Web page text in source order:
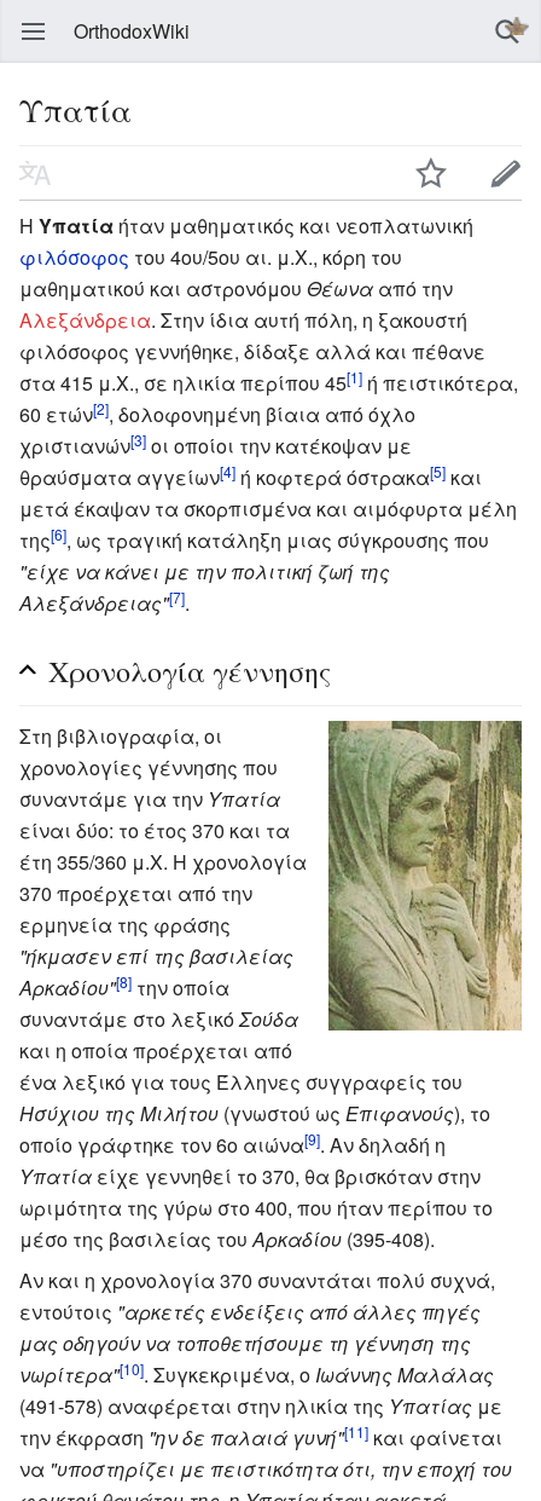
OrthodoxWiki
Υπατία
Η Υπατία ήταν μαθηματικός και νεοπλατωνική
φιλόσοφος του 4ου/5ου αι. μ.Χ., κόρη του
μαθηματικού και αστρονόμου Θέωνα από την
Αλεξάνδρεια. Στην ίδια αυτή πόλη, η ξακουστή
φιλόσοφος γεννήθηκε, δίδαξε αλλά και πέθανε
στα 415 μ.Χ., σε ηλικία περίπου 45[1] ή πειστικότερα,
60 ετών[2], δολοφονημένη βίαια από όχλο
χριστιανών[3] οι οποίοι την κατέκοψαν με
θραύσματα αγγείων[4] ή κοφτερά όστρακα[5] και
μετά έκαψαν τα σκορπισμένα και αιμόφυρτα μέλη
της[6], ως τραγική κατάληξη μιας σύγκρουσης που
"είχε να κάνει με την πολιτική ζωή της
Αλεξάνδρειας"[7].
Χρονολογία γέννησης
Στη βιβλιογραφία, οι
χρονολογίες γέννησης που
συναντάμε για την Υπατία
είναι δύο: το έτος 370 και τα
έτη 355/360 μ.Χ. Η χρονολογία
370 προέρχεται από την
ερμηνεία της φράσης
"ήκμασεν επί της βασιλείας
Αρκαδίου"[8] την οποία
συναντάμε στο λεξικόΣούδα
και η οποία προέρχεται από
ένα λεξικό για τους Έλληνες συγγραφείς του
Ησύχιου της Μιλήτου (γνωστού ως Επιφανούς), το
οποίο γράφτηκε τον 6ο αιώνα[9]. Αν δηλαδή η
Υπατία είχε γεννηθεί το 370, θα βρισκόταν στην
ωριμότητα της γύρω στο 400, που ήταν περίπου το
μέσο της βασιλείας του Αρκαδίου (395-408).
Αν και η χρονολογία 370 συναντάται πολύ συχνά,
εντούτοις "αρκετές ενδείξεις από άλλες πηγές
μας οδηγούν να τοποθετήσουμε τη γέννηση της
νωρίτερα"[10]. Συγκεκριμένα, ο Ιωάννης Μαλάλας
(491-578) αναφέρεται στην ηλικία της Υπατίας με
την έκφραση "ην δε παλαιά γυνή"[11] και φαίνεται
να "υποστηρίζει με πειστικότητα ότι, την εποχή του